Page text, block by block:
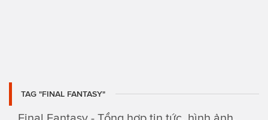
TAG "FINAL FANTASY"